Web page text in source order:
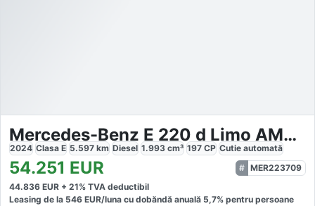
Mercedes-Benz E 220 d Limo AMG NIGHT DISTRONIC
2024 Clasa E 5.597 km Diesel 1.993 cm³ 197 CP Cutie automată
54.251 EUR
MER223709
44.836 EUR + 21% TVA deductibil
Leasing de la 546 EUR/luna cu dobăndă anuală 5,7% pentru persoane